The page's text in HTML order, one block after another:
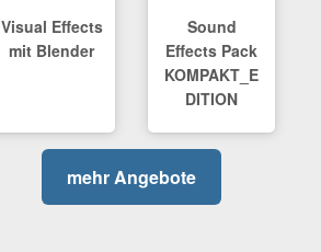
Visual Effects
mit Blender
Sound
Effects Pack
KOMPAKT_E
DITION
mehr Angebote